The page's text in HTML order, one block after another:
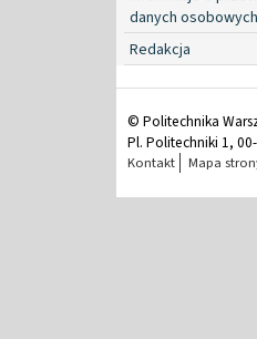
danych osobowych
Redakcja
© Politechnika
Pl. Politechniki 1,
Kontakt Mapa